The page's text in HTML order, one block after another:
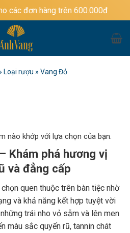
trên 600.000đ
Loại rượu » Vang Đỏ
nào khớp với lựa chọn của bạn.
Khám phá hương vị
và đẳng cấp
quen thuộc trên bàn tiệc nhờ
và khả năng kết hợp tuyệt vời
trái nho vỏ sẫm và lên men
màu sắc quyến rũ, tannin chát